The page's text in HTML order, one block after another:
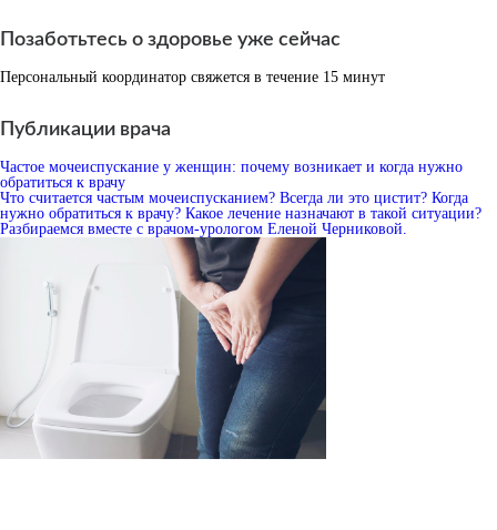
Позаботьтесь о здоровье уже сейчас
Персональный координатор свяжется в течение 15 минут
Публикации врача
Частое мочеиспускание у женщин: почему возникает и когда нужно
обратиться к врачу
Что считается частым мочеиспусканием? Всегда ли это цистит? Когда
нужно обратиться к врачу? Какое лечение назначают в такой ситуации?
Разбираемся вместе с врачом-урологом Еленой Черниковой.